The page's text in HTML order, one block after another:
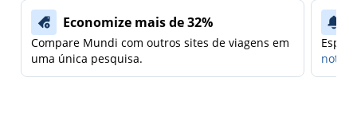
Economize mais de 32%
Compare Mundi com outros sites de viagens em
uma única pesquisa.